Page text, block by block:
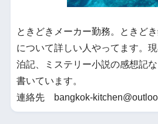
ときどきメーカー勤務。ときど
について詳しい人やってます。
泊記、ミステリー小説の感想記
書いています。
連絡先 bangkok-